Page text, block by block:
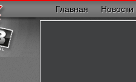
Главная Новости